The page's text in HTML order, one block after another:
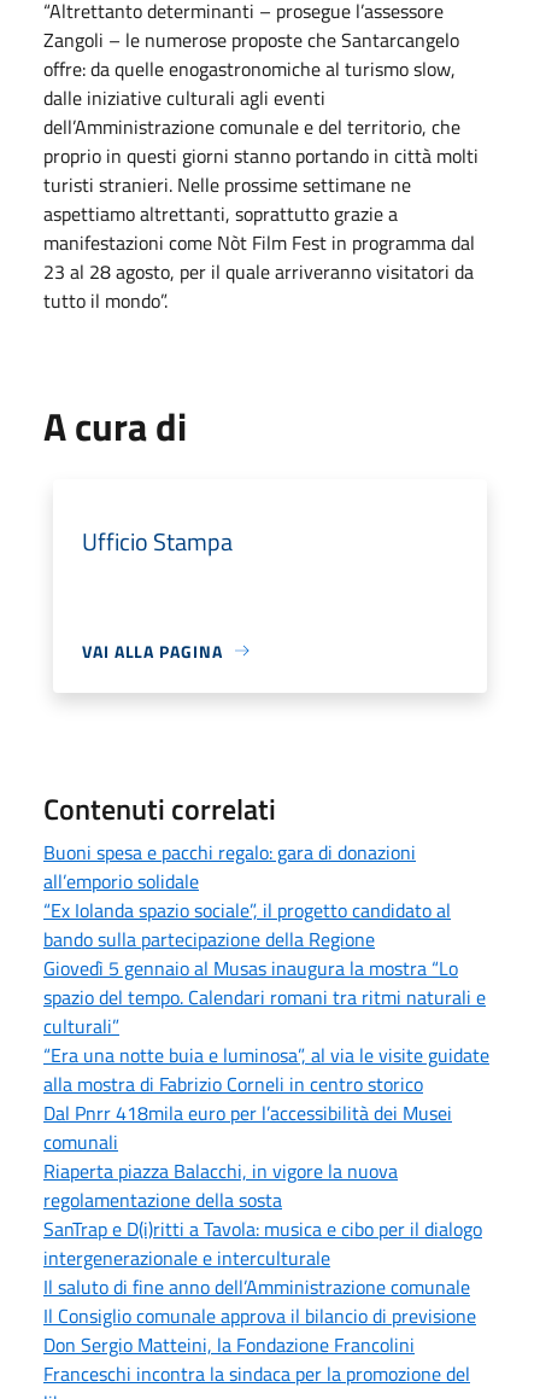
“Altrettanto determinanti – prosegue l’assessore
Zangoli – le numerose proposte che Santarcangelo
offre: da quelle enogastronomiche al turismo slow,
dalle iniziative culturali agli eventi
dell’Amministrazione comunale e del territorio, che
proprio in questi giorni stanno portando in città molti
turisti stranieri. Nelle prossime settimane ne
aspettiamo altrettanti, soprattutto grazie a
manifestazioni come Nòt Film Fest in programma dal
23 al 28 agosto, per il quale arriveranno visitatori da
tutto il mondo”.
A cura di
Ufficio Stampa
VAI ALLA PAGINA
Contenuti correlati
Buoni spesa e pacchi regalo: gara di donazioni
all’emporio solidale
“Ex Iolanda spazio sociale”, il progetto candidato al
bando sulla partecipazione della Regione
Giovedì 5 gennaio al Musas inaugura la mostra “Lo
spazio del tempo. Calendari romani tra ritmi naturali e
culturali”
“Era una notte buia e luminosa”, al via le visite guidate
alla mostra di Fabrizio Corneli in centro storico
Dal Pnrr 418mila euro per l’accessibilità dei Musei
comunali
Riaperta piazza Balacchi, in vigore la nuova
regolamentazione della sosta
SanTrap e D(i)ritti a Tavola: musica e cibo per il dialogo
intergenerazionale e interculturale
Il saluto di fine anno dell’Amministrazione comunale
Il Consiglio comunale approva il bilancio di previsione
Don Sergio Matteini, la Fondazione Francolini
Franceschi incontra la sindaca per la promozione del